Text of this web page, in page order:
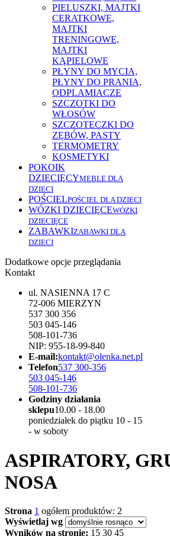
PIELUSZKI, MAJTKI
CERATKOWE,
MAJTKI
TRENINGOWE,
MAJTKI
KĄPIELOWE
PŁYNY DO MYCIA,
PŁYNY DO PRANIA,
ODPLAMIACZE
SZCZOTKI DO
WŁOSÓW
SZCZOTECZKI DO
ZĘBÓW, PASTY
TERMOMETRY
KOSMETYKI
POKOIK
DZIECIĘCYMEBLE DLA
DZIECI
POŚCIELPOŚCIEL DLA DZIECI
WÓZKI DZIECIĘCEWÓZKI
DZIECIĘCE
ZABAWKIZABAWKI DLA
DZIECI
Dodatkowe opcje przeglądania
Kontakt
ul. NASIENNA 17 C
72-006 MIERZYN
537 300 356
503 045-146
508-101-736
NIP: 955-18-99-840
E-mail:kontakt@olenka.net.pl
Telefon537 300-356
503 045-146
508-101-736
Godziny działania
sklepu10.00 - 18.00
poniedziałek do piątku 10 - 15
- w soboty
ASPIRATORY,
NOSA
Strona 1 ogółem produktów: 2
Wyświetlaj wg
Wyników na stronie: 15 30 45